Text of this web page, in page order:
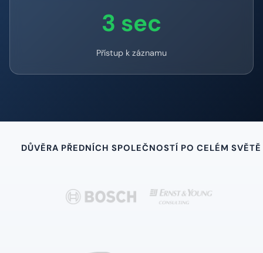
3 sec
Přístup k záznamu
DŮVĚRA PŘEDNÍCH SPOLEČNOSTÍ PO CELÉM SVĚTĚ